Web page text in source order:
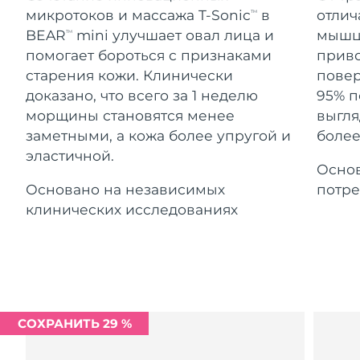
микротоков и массажа T-SonicTM
в
BEARTM
mini улучшает овал лица и
помогает бороться с признаками
старения кожи. Клинически
доказано, что всего за 1 неделю
морщины становятся менее
заметными, а кожа более упругой и
эластичной.
Основано на независимых
клинических исследованиях
95%
СОХРАНИТЬ 29 %
18% PAP
Косметика Для мужчин
Купить
FOREO APP
Гибралтар
Ожидаемая дата доставки
8/14/26
Греция
Ожидаемая дата доставки
8/10/26
Гонконг (САР)
Ожидаемая дата доставки
8/11/26
Венгрия
8/10/26
Исландия